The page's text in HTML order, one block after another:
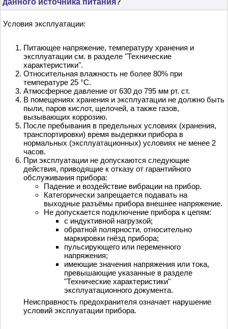
Условия эксплуатации:
Питающее напряжение, температуру хранения и
эксплуатации см. в разделе "Технические
характеристики".
Относительная влажность не более 80% при
температуре 25 °С.
Атмосферное давление от 630 до 795 мм рт. ст.
В помещениях хранения и эксплуатации не должно быть
пыли, паров кислот, щелочей, а также газов,
вызывающих коррозию.
После пребывания в предельных условиях (хранения,
транспортировки) время выдержки прибора в
нормальных (эксплуатационных) условиях не менее 2
часов.
При эксплуатации не допускаются следующие
действия, приводящие к отказу от гарантийного
обслуживания прибора:
Падение и воздействие вибрации на прибор.
Категорически запрещается подавать на
выходные разъёмы прибора внешнее напряжение.
Не допускается подключение прибора к цепям:
с индуктивной нагрузкой;
обратной полярности, относительно
маркировки гнёзд прибора;
пульсирующего или переменного
напряжения;
имеющие значения напряжения или тока,
превышающие указанные в разделе
"Технические характеристики"
эксплуатационного документа.
Неисправность предохранителя означает нарушение
условий эксплуатации прибора.